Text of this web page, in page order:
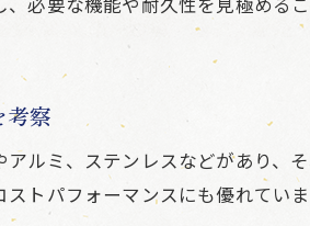
生活環境や間取りに応じた
網戸の費用対効果を高める
長持ちする網戸を選ぶため
DIYと業者依頼の網戸費用を整理
DIYで網戸交換する場合の
業者依頼の網戸費用とサー
考察
ルミ、ステンレスなどがあり、
トパフォーマンスにも優れてい